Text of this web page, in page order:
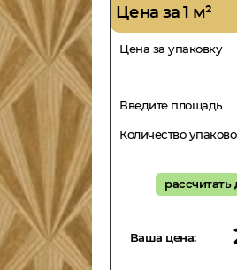
Цена за 1 м²
Цена за упаковку
Введите площадь
Количество
рассчитать
Ваша цена: